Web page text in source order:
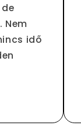
Nem
idő